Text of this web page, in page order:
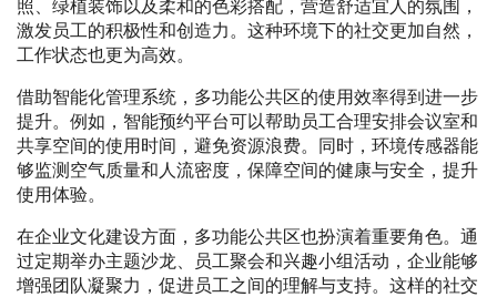
照、绿植装饰以及柔和的色彩搭配，营造舒适宜人的氛围，
激发员工的积极性和创造力。这种环境下的社交更加自然，
工作状态也更为高效。
借助智能化管理系统，多功能公共区的使用效率得到进一步
提升。例如，智能预约平台可以帮助员工合理安排会议室和
共享空间的使用时间，避免资源浪费。同时，环境传感器能
够监测空气质量和人流密度，保障空间的健康与安全，提升
使用体验。
在企业文化建设方面，多功能公共区也扮演着重要角色。通
过定期举办主题沙龙、员工聚会和兴趣小组活动，企业能够
增强团队凝聚力，促进员工之间的理解与支持。这样的社交